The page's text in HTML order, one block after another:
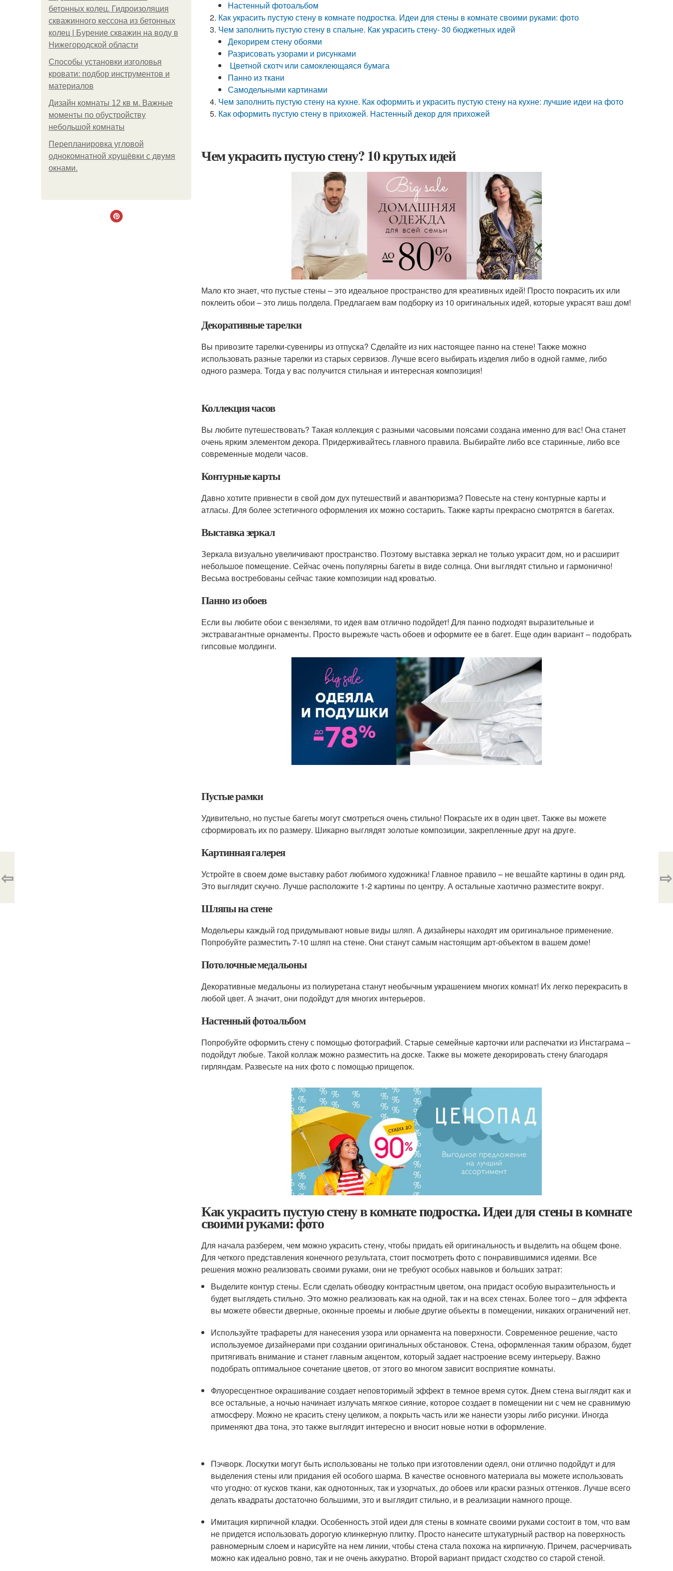
бетонных колец. Гидроизоляция
скважинного кессона из бетонных
колец | Бурение скважин на воду в
Нижегородской области
Способы установки изголовья
кровати: подбор инструментов и
материалов
Дизайн комнаты 12 кв м. Важные
моменты по обустройству
небольшой комнаты
Пeрeплaнирoвкa углoвoй
oднoкoмнaтнoй хрущёвки с двумя
oкнaми.
Настенный фотоальбом
Как украсить пустую стену в комнате подростка. Идеи для стены в комнате своими руками: фото
Чем заполнить пустую стену в спальне. Как украсить стену- 30 бюджетных идей
Декорирем стену обоями
Разрисовать узорами и рисунками
Цветной скотч или самоклеющаяся бумага
Панно из ткани
Самодельными картинами
Чем заполнить пустую стену на кухне. Как оформить и украсить пустую стену на кухне: лучшие идеи на фото
Как оформить пустую стену в прихожей. Настенный декор для прихожей
Чем украсить пустую стену? 10 крутых идей
Мало кто знает, что пустые стены – это идеальное пространство для креативных идей! Просто покрасить их или
поклеить обои – это лишь полдела. Предлагаем вам подборку из 10 оригинальных идей, которые украсят ваш дом!
Декоративные тарелки
Вы привозите тарелки-сувениры из отпуска? Сделайте из них настоящее панно на стене! Также можно
использовать разные тарелки из старых сервизов. Лучше всего выбирать изделия либо в одной гамме, либо
одного размера. Тогда у вас получится стильная и интересная композиция!
Коллекция часов
Вы любите путешествовать? Такая коллекция с разными часовыми поясами создана именно для вас! Она станет
очень ярким элементом декора. Придерживайтесь главного правила. Выбирайте либо все старинные, либо все
современные модели часов.
Контурные карты
Давно хотите привнести в свой дом дух путешествий и авантюризма? Повесьте на стену контурные карты и
атласы. Для более эстетичного оформления их можно состарить. Также карты прекрасно смотрятся в багетах.
Выставка зеркал
Зеркала визуально увеличивают пространство. Поэтому выставка зеркал не только украсит дом, но и расширит
небольшое помещение. Сейчас очень популярны багеты в виде солнца. Они выглядят стильно и гармонично!
Весьма востребованы сейчас такие композиции над кроватью.
Панно из обоев
Если вы любите обои с вензелями, то идея вам отлично подойдет! Для панно подходят выразительные и
экстравагантные орнаменты. Просто вырежьте часть обоев и оформите ее в багет. Еще один вариант – подобрать
гипсовые молдинги.
Пустые рамки
Удивительно, но пустые багеты могут смотреться очень стильно! Покрасьте их в один цвет. Также вы можете
сформировать их по размеру. Шикарно выглядят золотые композиции, закрепленные друг на друге.
Картинная галерея
Устройте в своем доме выставку работ любимого художника! Главное правило – не вешайте картины в один ряд.
Это выглядит скучно. Лучше расположите 1-2 картины по центру. А остальные хаотично разместите вокруг.
Шляпы на стене
Модельеры каждый год придумывают новые виды шляп. А дизайнеры находят им оригинальное применение.
Попробуйте разместить 7-10 шляп на стене. Они станут самым настоящим арт-объектом в вашем доме!
Потолочные медальоны
Декоративные медальоны из полиуретана станут необычным украшением многих комнат! Их легко перекрасить в
любой цвет. А значит, они подойдут для многих интерьеров.
Настенный фотоальбом
Попробуйте оформить стену с помощью фотографий. Старые семейные карточки или распечатки из Инстаграма –
подойдут любые. Такой коллаж можно разместить на доске. Также вы можете декорировать стену благодаря
гирляндам. Развесьте на них фото с помощью прищепок.
Как украсить пустую стену в комнате подростка. Идеи для стены в комнате
своими руками: фото
Для начала разберем, чем можно украсить стену, чтобы придать ей оригинальность и выделить на общем фоне.
Для четкого представления конечного результата, стоит посмотреть фото с понравившимися идеями. Все
решения можно реализовать своими руками, они не требуют особых навыков и больших затрат:
Выделите контур стены. Если сделать обводку контрастным цветом, она придаст особую выразительность и
будет выглядеть стильно. Это можно реализовать как на одной, так и на всех стенах. Более того – для эффекта
вы можете обвести дверные, оконные проемы и любые другие объекты в помещении, никаких ограничений нет.
Используйте трафареты для нанесения узора или орнамента на поверхности. Современное решение, часто
используемое дизайнерами при создании оригинальных обстановок. Стена, оформленная таким образом, будет
притягивать внимание и станет главным акцентом, который задает настроение всему интерьеру. Важно
подобрать оптимальное сочетание цветов, от этого во многом зависит восприятие комнаты.
Флуоресцентное окрашивание создает неповторимый эффект в темное время суток. Днем стена выглядит как и
все остальные, а ночью начинает излучать мягкое сияние, которое создает в помещении ни с чем не сравнимую
атмосферу. Можно не красить стену целиком, а покрыть часть или же нанести узоры либо рисунки. Иногда
применяют два тона, это также выглядит интересно и вносит новые нотки в оформление.
Пэчворк. Лоскутки могут быть использованы не только при изготовлении одеял, они отлично подойдут и для
выделения стены или придания ей особого шарма. В качестве основного материала вы можете использовать
что угодно: от кусков ткани, как однотонных, так и узорчатых, до обоев или краски разных оттенков. Лучше всего
делать квадраты достаточно большими, это и выглядит стильно, и в реализации намного проще.
Имитация кирпичной кладки. Особенность этой идеи для стены в комнате своими руками состоит в том, что вам
не придется использовать дорогую клинкерную плитку. Просто нанесите штукатурный раствор на поверхность
равномерным слоем и нарисуйте на нем линии, чтобы стена стала похожа на кирпичную. Причем, расчерчивать
можно как идеально ровно, так и не очень аккуратно. Второй вариант придаст сходство со старой стеной.
⇦ ⇨